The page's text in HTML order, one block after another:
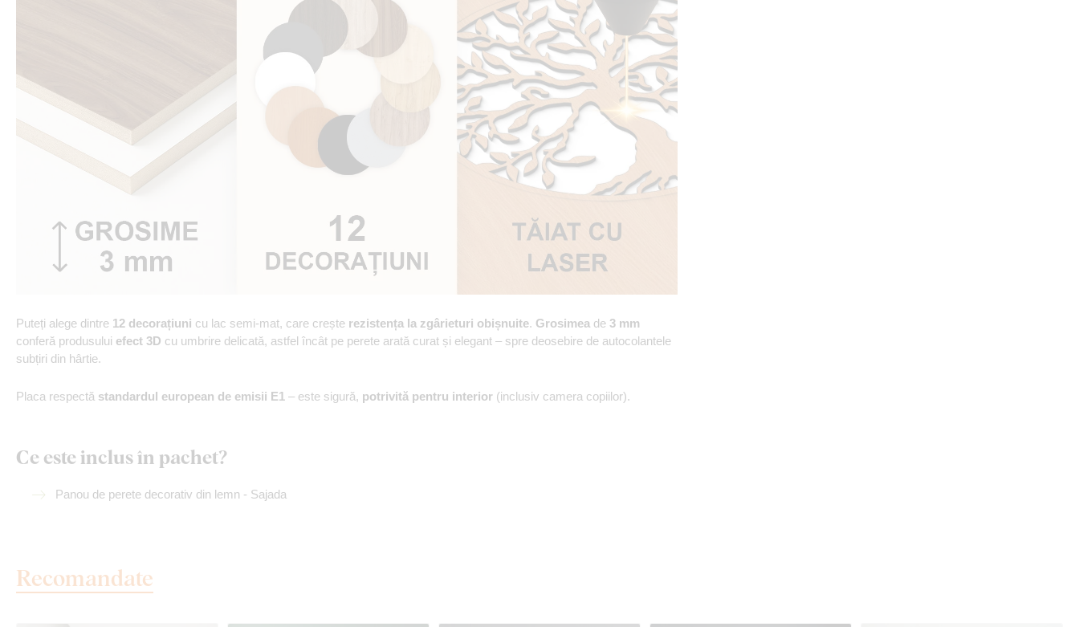
Puteți alege dintre 12 decorațiuni cu lac semi-mat, care crește rezistența la zgârieturi obișnuite. Grosimea de 3 mm
conferă produsului efect 3D cu umbrire delicată, astfel încât pe perete arată curat și elegant – spre deosebire de autocolantele
subțiri din hârtie.
Placa respectă standardul european de emisii E1 – este sigură, potrivită pentru interior (inclusiv camera copiilor).
Ce este inclus în pachet?
Panou de perete decorativ din lemn - Sajada
Recomandate